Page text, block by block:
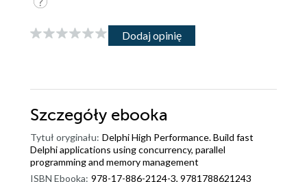
Dodaj opinię
Szczegóły ebooka
Tytuł oryginału: Delphi High Performance. Build fast
Delphi applications using concurrency, parallel
programming and memory management
ISBN Ebooka: 978-17-886-2124-3, 9781788621243